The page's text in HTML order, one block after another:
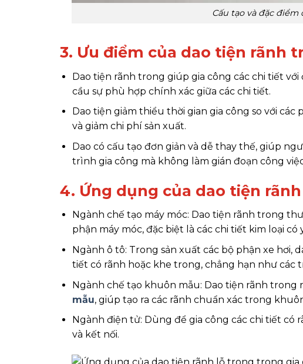
Cấu tạo và đặc
3. Ưu điểm của dao tiện rãnh
Dao tiện rãnh trong giúp gia công các chi tiết
cầu sự phù hợp chính xác giữa các chi tiết.
Dao tiện giảm thiểu thời gian gia công so với
và giảm chi phí sản xuất.
Dao có cấu tạo đơn giản và dễ thay thế, giúp
trình gia công mà không làm gián đoạn công
4. Ứng dụng của dao tiện
Ngành chế tạo máy móc: Dao tiện rãnh trong
phận máy móc, đặc biệt là các chi tiết kim loại
Ngành ô tô: Trong sản xuất các bộ phận xe hơi,
tiết có rãnh hoặc khe trong, chẳng hạn như
Ngành chế tạo khuôn mẫu: Dao tiện rãnh
mẫu, giúp tạo ra các rãnh chuẩn xác trong
Ngành điện tử: Dùng để gia công các chi tiết
và kết nối.